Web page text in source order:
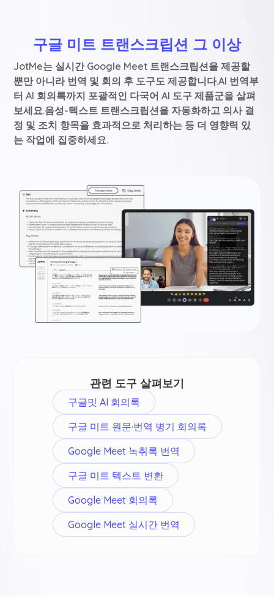
구글 미트 트랜스크립션 그 이상
JotMe는 실시간 Google Meet 트랜스크립션을 제공할
뿐만 아니라 번역 및 회의 후 도구도 제공합니다.AI 번역부
터 AI 회의록까지 포괄적인 다국어 AI 도구 제품군을 살펴
보세요.음성-텍스트 트랜스크립션을 자동화하고 의사 결
정 및 조치 항목을 효과적으로 처리하는 등 더 영향력 있
는 작업에 집중하세요.
관련 도구 살펴보기
구글밋 AI 회의록
구글 미트 원문·번역 병기 회의록
Google Meet 녹취록 번역
구글 미트 텍스트 변환
Google Meet 회의록
Google Meet 실시간 번역